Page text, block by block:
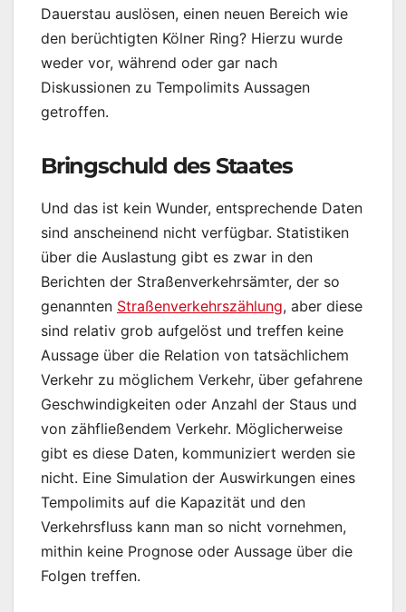
Dauerstau auslösen, einen neuen Bereich wie
den berüchtigten Kölner Ring? Hierzu wurde
weder vor, während oder gar nach
Diskussionen zu Tempolimits Aussagen
getroffen.
Bringschuld des Staates
Und das ist kein Wunder, entsprechende Daten
sind anscheinend nicht verfügbar. Statistiken
über die Auslastung gibt es zwar in den
Berichten der Straßenverkehrsämter, der so
genannten Straßenverkehrszählung, aber diese
sind relativ grob aufgelöst und treffen keine
Aussage über die Relation von tatsächlichem
Verkehr zu möglichem Verkehr, über gefahrene
Geschwindigkeiten oder Anzahl der Staus und
von zähfließendem Verkehr. Möglicherweise
gibt es diese Daten, kommuniziert werden sie
nicht. Eine Simulation der Auswirkungen eines
Tempolimits auf die Kapazität und den
Verkehrsfluss kann man so nicht vornehmen,
mithin keine Prognose oder Aussage über die
Folgen treffen.